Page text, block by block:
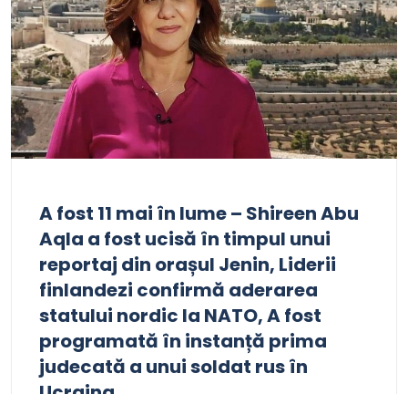
A fost 11 mai în lume – Shireen Abu
Aqla a fost ucisă în timpul unui
reportaj din orașul Jenin, Liderii
finlandezi confirmă aderarea
statului nordic la NATO, A fost
programată în instanță prima
judecată a unui soldat rus în